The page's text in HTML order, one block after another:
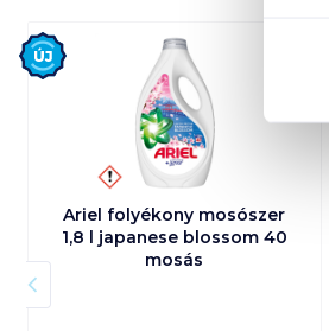
Ariel folyékony mosószer
1,8 l japanese blossom 40
mosás
Új